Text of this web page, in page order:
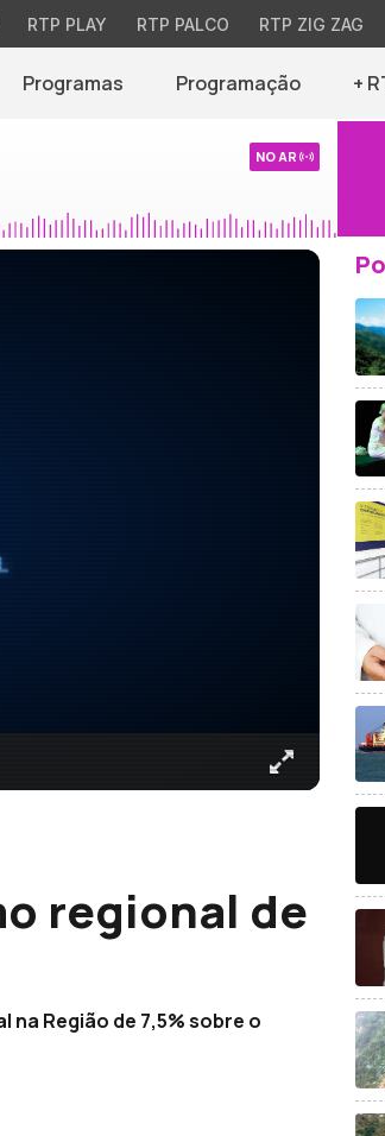
RTP PLAY RTP PALCO RTP ZIG ZAG
Programas Programação +
NO AR
regional de
na Região de 7,5% sobre o